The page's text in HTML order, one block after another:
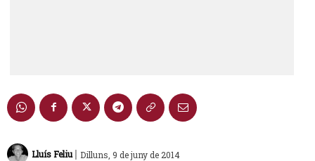
Lluís Feliu | Dilluns, 9 de juny de 2014